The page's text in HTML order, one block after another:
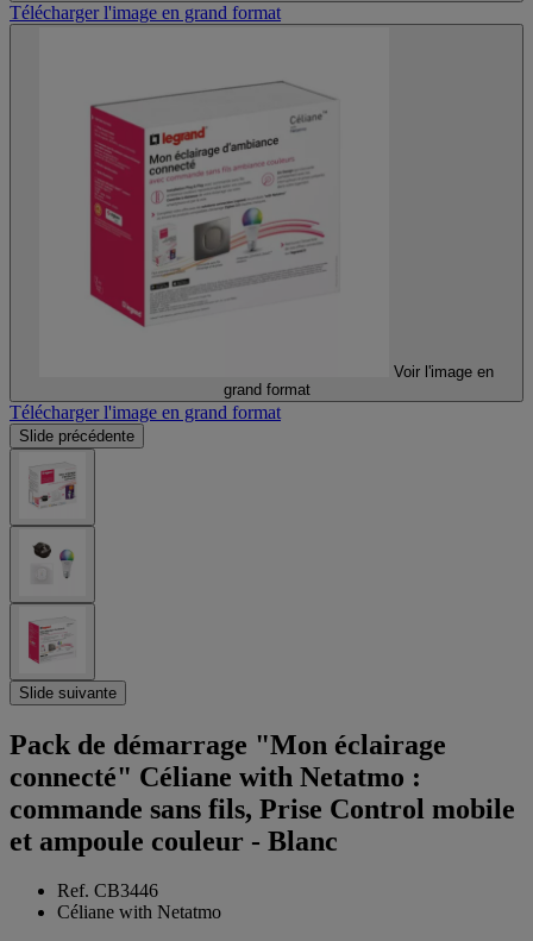
Télécharger l'image en grand format
Voir l'image en
grand format
Télécharger l'image en grand format
Slide précédente
Slide suivante
Pack de démarrage "Mon éclairage
connecté" Céliane with Netatmo :
commande sans fils, Prise Control mobile
et ampoule couleur - Blanc
Ref. CB3446
Céliane with Netatmo